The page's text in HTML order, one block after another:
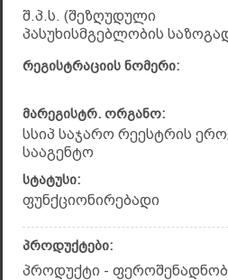
შ.პ.ს. (შეზღუდული
პასუხისმგებლობის
რეგისტრაციის ნომერი:
მარეგისტრ. ორგანო:
სსიპ საჯარო რეესტრის
სააგენტო
სტატუსი:
ფუნქციონირებადი
პროდუქტები:
პროდუქტი -